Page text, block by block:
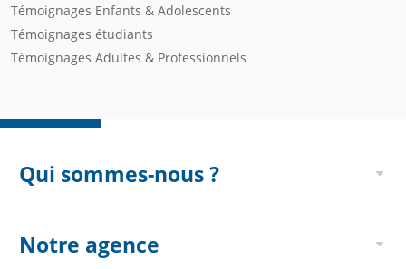
Témoignages Enfants & Adolescents
Témoignages étudiants
Témoignages Adultes & Professionnels
Qui sommes-nous ?
Notre agence